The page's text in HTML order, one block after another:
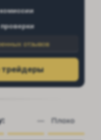
отзывов
— Плохо